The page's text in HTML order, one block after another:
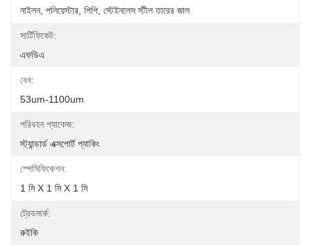
নাইলন, পলিয়েস্টার, পিপি, স্টেইনলেস স্টীল তারের জাল
সার্টিফিকেট:
এফডিএ
বেধ:
53um-1100um
পরিবহন প্যাকেজ:
স্ট্যান্ডার্ড এক্সপোর্ট প্যাকিং
স্পেসিফিকেশন:
1 মি X 1 মি X 1 মি
ট্রেডমার্ক:
রুইকি